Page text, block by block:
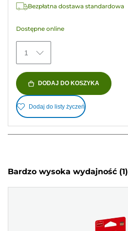
Bezpłatna dostawa standardowa
Dostępne online
1
DODAJ DO KOSZYKA
Dodaj do listy życzeń
Bardzo wysoka wydajność (1)